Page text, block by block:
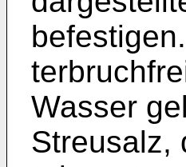
Wasser
Streusalz,